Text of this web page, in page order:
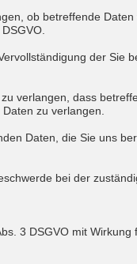
ob betreffende
der
verlangen, dass
zu verlangen.
Daten, die Sie uns
bei der
3 DSGVO mit